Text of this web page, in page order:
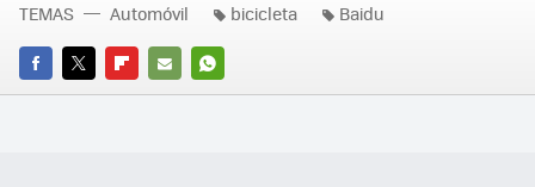
FACEBOOK
TWITTERFLIPBOARD
E-
WHATSAPP
TEMAS Automóvil bicicleta Baidu